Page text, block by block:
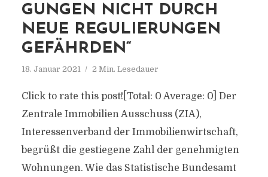
GUNGEN NICHT DURCH
NEUE REGULIERUNGEN
GEFÄHRDEN“
18. Januar 2021 2 Min. Lesedauer
Click to rate this post![Total: 0 Average: 0] Der
Zentrale Immobilien Ausschuss (ZIA),
Interessenverband der Immobilienwirtschaft,
begrüßt die gestiegene Zahl der genehmigten
Wohnungen. Wie das Statistische Bundesamt